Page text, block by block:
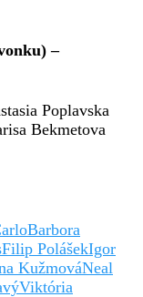
–
Poplavska
Bekmetova
Barbora
Filip PolášekIgor
KužmováNeal
Viktória